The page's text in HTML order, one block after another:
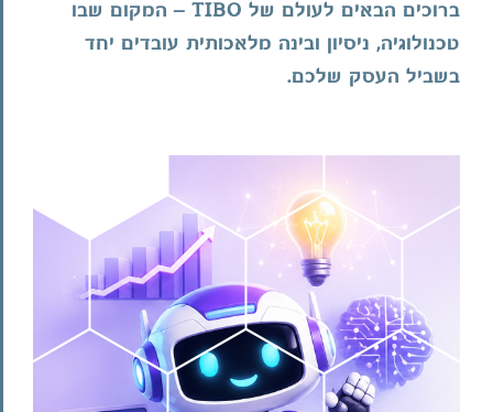
ברוכים הבאים לעולם של TIBO – המקום שבו
טכנולוגיה, ניסיון ובינה מלאכותית עובדים יחד
בשביל העסק שלכם.